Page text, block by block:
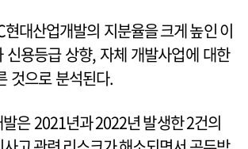
대산업개발의 지분율을 크게 높인 이
신용등급 상향, 자체 개발사업에 대한
것으로 분석된다.
은 2021년과 2022년 발생한 2건의